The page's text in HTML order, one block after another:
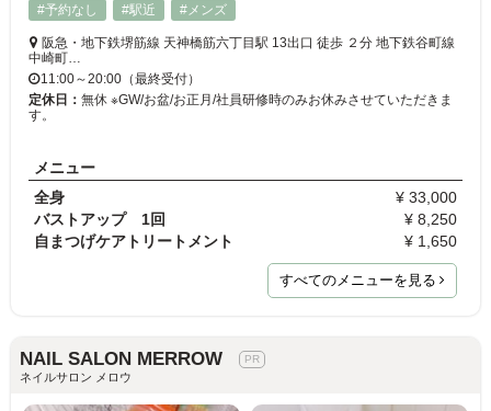
#予約なし
#駅近 #メンズ
阪急・地下鉄堺筋線 天神橋筋六丁目駅 13出口 徒歩 ２分 地下鉄谷町線
中崎町…
11:00～20:00（最終受付）
定休日： 無休 ※GW/お盆/お正月/社員研修時のみお休みさせていただきま
す。
メニュー
全身
¥ 33,000
バストアップ 1回
¥ 8,250
自まつげケアトリートメント
¥ 1,650
すべてのメニューを見る
NAIL SALON MERROW
ネイルサロン メロウ